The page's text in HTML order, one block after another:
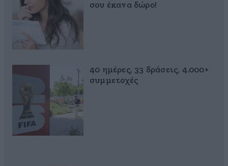
σου έκανα δώρο!
40 ημέρες, 33 δράσεις, 4.000+
συμμετοχές